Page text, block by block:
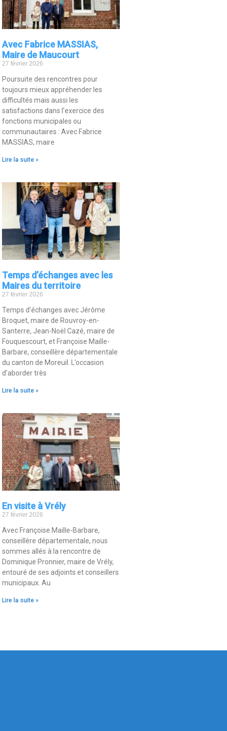
Avec Fabrice MASSIAS,
Maire de Maucourt
27 février 2026
Poursuite des rencontres pour
toujours mieux appréhender les
difficultés mais aussi les
satisfactions dans l’exercice des
fonctions municipales ou
communautaires : Avec Fabrice
MASSIAS, maire
Lire la suite »
Temps d’échanges avec les
Maires du territoire
27 février 2026
Temps d’échanges avec Jérôme
Broquet, maire de Rouvroy-en-
Santerre, Jean-Noël Cazé, maire de
Fouquescourt, et Françoise Maille-
Barbare, conseillère départementale
du canton de Moreuil. L’occasion
d’aborder très
Lire la suite »
En visite à Vrély
27 février 2026
Avec Françoise Maille-Barbare,
conseillère départementale, nous
sommes allés à la rencontre de
Dominique Pronnier, maire de Vrély,
entouré de ses adjoints et conseillers
municipaux. Au
Lire la suite »